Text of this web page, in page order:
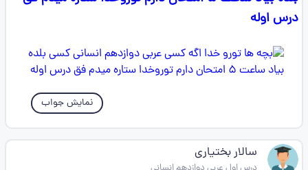
درس اوله
نمایش جواب
سالار بختیاری